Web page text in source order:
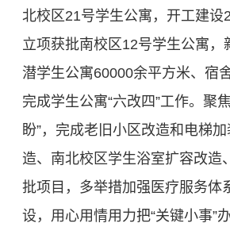
北校区21号学生公寓，开工建设
立项获批南校区12号学生公寓，
潜学生公寓60000余平方米、宿
完成学生公寓“六改四”工作。聚
盼”，完成老旧小区改造和电梯
造、南北校区学生浴室扩容改造
批项目，多举措加强医疗服务体
设，用心用情用力把“关键小事”办